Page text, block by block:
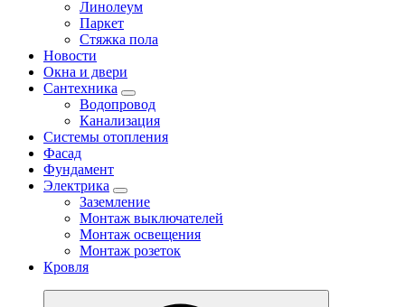
Линолеум
Паркет
Стяжка пола
Новости
Окна и двери
Сантехника
Водопровод
Канализация
Системы отопления
Фасад
Фундамент
Электрика
Заземление
Монтаж выключателей
Монтаж освещения
Монтаж розеток
Кровля